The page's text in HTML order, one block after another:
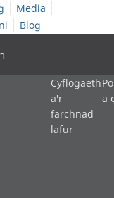
Media
Blog
Cyflogaeth
a'r
farchnad
lafur
a